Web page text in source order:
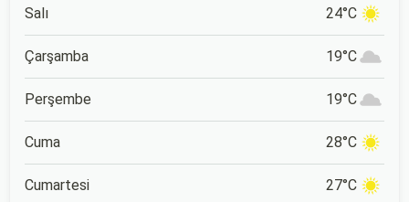
Salı 24°C
Çarşamba 19°C
Perşembe 19°C
Cuma 28°C
Cumartesi 27°C